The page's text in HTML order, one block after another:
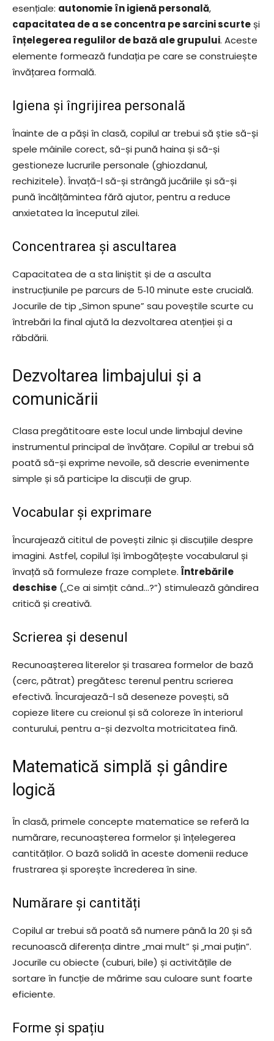
esențiale: autonomie în igienă personală,
capacitatea de a se concentra pe sarcini scurteși
înțelegerea regulilor de bază ale grupului. Aceste
elemente formează fundația pe care se construiește
învățarea formală.
Igiena și îngrijirea personală
Înainte de a păși în clasă, copilul ar trebui să știe să-și
spele mâinile corect, să-și pună haina și să-și
gestioneze lucrurile personale (ghiozdanul,
rechizitele). Învață-l să-și strângă jucăriile și să-și
pună încălțămintea fără ajutor, pentru a reduce
anxietatea la începutul zilei.
Concentrarea și ascultarea
Capacitatea de a sta liniștit și de a asculta
instrucțiunile pe parcurs de 5‑10 minute este crucială.
Jocurile de tip „Simon spune” sau poveștile scurte cu
întrebări la final ajută la dezvoltarea atenției și a
răbdării.
Dezvoltarea limbajului și a
comunicării
Clasa pregătitoare este locul unde limbajul devine
instrumentul principal de învățare. Copilul ar trebui să
poată să-și exprime nevoile, să descrie evenimente
simple și să participe la discuții de grup.
Vocabular și exprimare
Încurajează cititul de povești zilnic și discuțiile despre
imagini. Astfel, copilul își îmbogățește vocabularul și
învață să formuleze fraze complete. Întrebările
deschise („Ce ai simțit când…?”) stimulează gândirea
critică și creativă.
Scrierea și desenul
Recunoașterea literelor și trasarea formelor de bază
(cerc, pătrat) pregătesc terenul pentru scrierea
efectivă. Încurajează-l să deseneze povești, să
copieze litere cu creionul și să coloreze în interiorul
conturului, pentru a-și dezvolta motricitatea fină.
Matematică simplă și gândire
logică
În clasă, primele concepte matematice se referă la
numărare, recunoașterea formelor și înțelegerea
cantităților. O bază solidă în aceste domenii reduce
frustrarea și sporește încrederea în sine.
Numărare și cantități
Copilul ar trebui să poată să numere până la 20 și să
recunoască diferența dintre „mai mult” și „mai puțin”.
Jocurile cu obiecte (cuburi, bile) și activitățile de
sortare în funcție de mărime sau culoare sunt foarte
eficiente.
Forme și spațiu